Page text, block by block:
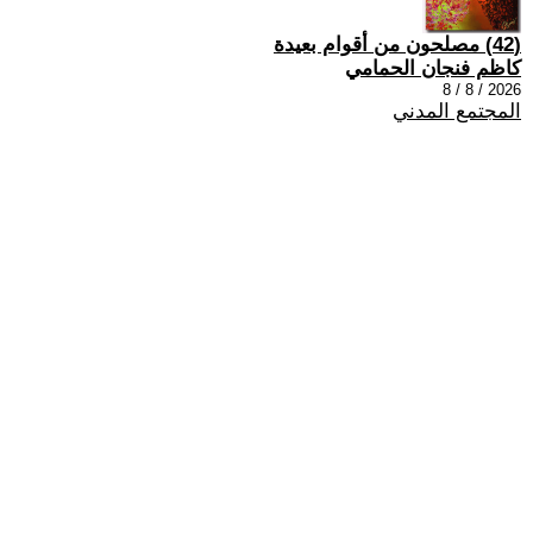
(42) مصلحون من أقوام بعيدة
كاظم فنجان الحمامي
2026 / 8 / 8
المجتمع المدني